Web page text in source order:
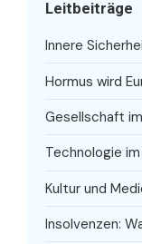
Leitbeiträge
Innere
Hormus wird
Gesellschaft
Technologie
Kultur und
Insolvenzen: